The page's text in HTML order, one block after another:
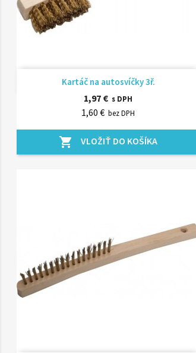
Kartáč na autosvíčky 3ř.
1,97 € s DPH
1,60 € bez DPH
shopping_cart VLOŽIŤ DO KOŠÍKA
Rýchly náhľad